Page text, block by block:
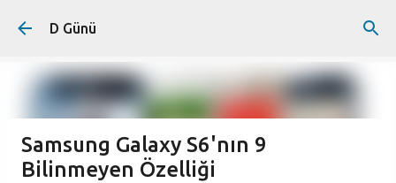
D Günü
Samsung Galaxy S6'nın 9
Bilinmeyen Özelliği